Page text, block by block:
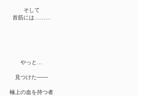
そして
首筋には………
やっと…
見つけた――
極上の血を持つ者